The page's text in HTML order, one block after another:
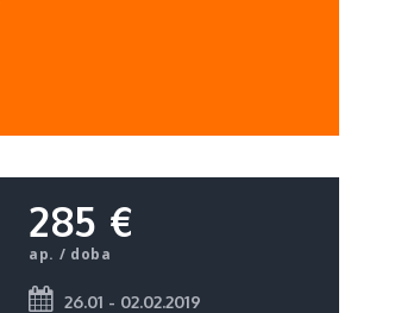
285 €
ap. / doba
26.01 - 02.02.2019